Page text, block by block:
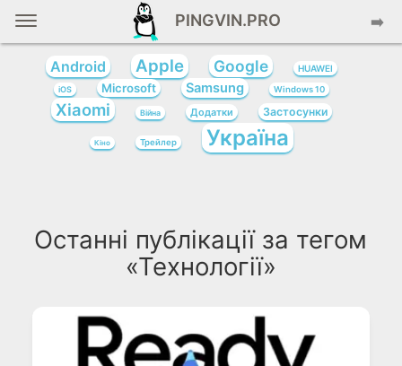
PINGVIN.PRO ➡️
Android Apple Google HUAWEI
iOS Microsoft Samsung Windows 10
Xiaomi Війна Додатки Застосунки
Кіно Трейлер Україна
Останні публікації за тегом
«Технології»